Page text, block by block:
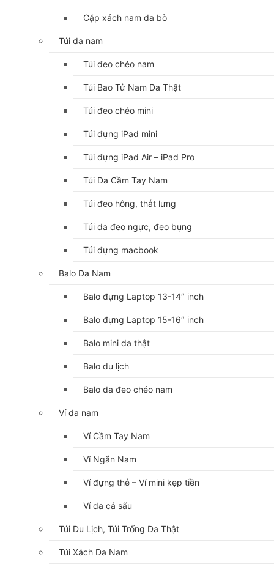
Cặp xách nam da bò
Túi da nam
Túi đeo chéo nam
Túi Bao Tử Nam Da Thật
Túi đeo chéo mini
Túi đựng iPad mini
Túi đựng iPad Air – iPad Pro
Túi Da Cầm Tay Nam
Túi đeo hông, thắt lưng
Túi da đeo ngực, đeo bụng
Túi đựng macbook
Balo Da Nam
Balo đựng Laptop 13-14″ inch
Balo đựng Laptop 15-16″ inch
Balo mini da thật
Balo du lịch
Balo da đeo chéo nam
Ví da nam
Ví Cầm Tay Nam
Ví Ngắn Nam
Ví đựng thẻ – Ví mini kẹp tiền
Ví da cá sấu
Túi Du Lịch, Túi Trống Da Thật
Túi Xách Da Nam